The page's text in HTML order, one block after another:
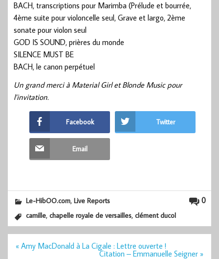
BACH, transcriptions pour Marimba (Prélude et bourrée,
4ème suite pour violoncelle seul, Grave et largo, 2ème
sonate pour violon seul
GOD IS SOUND, prières du monde
SILENCE MUST BE
BACH, le canon perpétuel
Un grand merci à Material Girl et Blonde Music pour
l’invitation.
Facebook Twitter
Email
0
Le-HibOO.com,Live Reports
camille,chapelle royale de versailles,clément ducol
Navigation
« Amy MacDonald à La Cigale : Lettre ouverte !
Citation – Emmanuelle Seigner »